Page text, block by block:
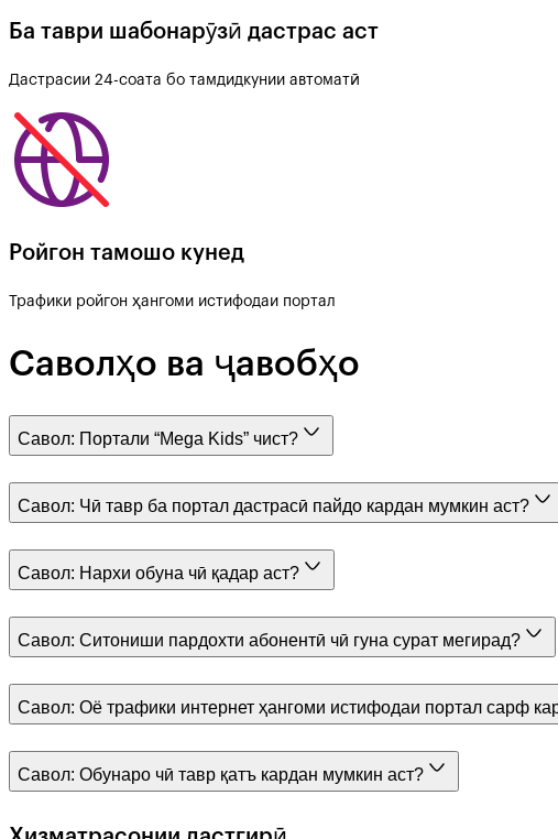
Ба таври шабонарӯзӣ дастрас аст
Дастрасии 24-соата бо тамдидкунии автоматӣ
Ройгон тамошо кунед
Трафики ройгон ҳангоми истифодаи портал
Саволҳо ва ҷавобҳо
Савол: Портали “Mega Kids” чист?
Савол: Чӣ тавр ба портал дастрасӣ пайдо кардан мумкин аст?
Савол: Нархи обуна чӣ қадар аст?
Савол: Ситониши пардохти абонентӣ чӣ гуна сурат мегирад?
Савол: Оё трафики интернет ҳангоми истифодаи портал сарф
Савол: Обунаро чӣ тавр қатъ кардан мумкин аст?